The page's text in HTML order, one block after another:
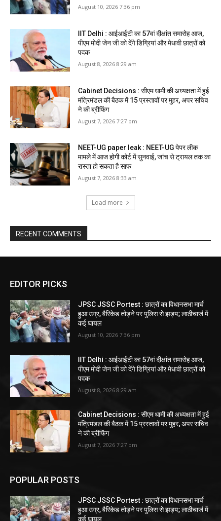
August 10, 2026 7:36 pm
IIT Delhi : आईआईटी का 57वां दीक्षांत समारोह आज,
पीएम मोदी जेन जी को देंगे डिग्रियां और मेधावी छात्रों को
पदक
August 8, 2026 8:29 am
Cabinet Decisions : सीएम धामी की अध्यक्षता में हुई
मंत्रिमंडल की बैठक में 15 प्रस्तावों पर मुहर, अपर सचिव
ने की ब्रीफिंग
August 7, 2026 7:27 pm
NEET-UG paper leak : NEET-UG पेपर लीक
मामले में आज होगी कोर्ट में सुनवाई, जांच से ट्रायल तक का
रास्ता हो सकता है साफ
August 7, 2026 8:33 am
Load more
RECENT COMMENTS
EDITOR PICKS
JPSC JSSC Portest : छात्रों का विधानसभा मार्च
हुआ उग्र, बैरिकेड तोड़ने पर पुलिस से झड़प; लाठीचार्ज में
कई घायल
August 10, 2026 7:36 pm
IIT Delhi : आईआईटी का 57वां दीक्षांत समारोह आज,
पीएम मोदी जेन जी को देंगे डिग्रियां और मेधावी छात्रों को
पदक
August 8, 2026 8:29 am
Cabinet Decisions : सीएम धामी की अध्यक्षता में हुई
मंत्रिमंडल की बैठक में 15 प्रस्तावों पर मुहर, अपर सचिव
ने की ब्रीफिंग
August 7, 2026 7:27 pm
POPULAR POSTS
JPSC JSSC Portest : छात्रों का विधानसभा मार्च
हुआ उग्र, बैरिकेड तोड़ने पर पुलिस से झड़प; लाठीचार्ज में
कई घायल